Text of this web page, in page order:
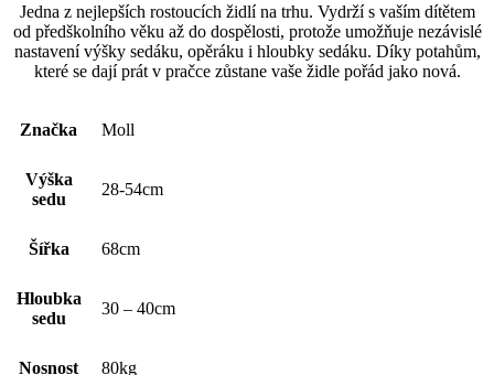
Jedna z nejlepších rostoucích židlí na trhu. Vydrží s vaším dítětem
od předškolního věku až do dospělosti, protože umožňuje nezávislé
nastavení výšky sedáku, opěráku i hloubky sedáku. Díky potahům,
které se dají prát v pračce zůstane vaše židle pořád jako nová.
Značka Moll
Výška
sedu
28-54cm
Šířka 68cm
Hloubka
sedu
30 – 40cm
Nosnost 80kg